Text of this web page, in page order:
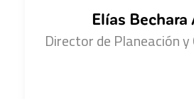
Elías Bechara
Director de Planeación